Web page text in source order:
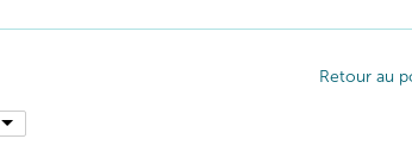
Retour au